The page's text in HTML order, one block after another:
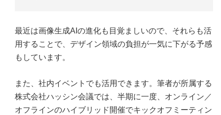
最近は画像生成AIの進化も目覚ましいので、それらも活
用することで、デザイン領域の負担が一気に下がる予感
もしています。
また、社内イベントでも活用できます。筆者が所属する
株式会社ハッシン会議では、半期に一度、オンライン／
オフラインのハイブリッド開催でキックオフミーティン